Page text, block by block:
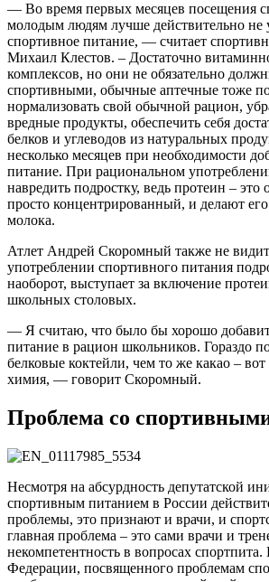
— Во время первых месяцев посещения
молодым людям лучше действительно не
спортивное питание, — считает
Михаил Клестов. – Достаточно
комплексов, но они не обязательно
спортивными, обычные аптечные тоже
нормализовать свой обычной рацион,
вредные продукты, обеспечить себя
белков и углеводов из натуральных
несколько месяцев при необходимости
питание. При рациональном
навредить подростку, ведь протеин –
просто концентрированный, и делают
молока.
Атлет Андрей Скоромный также не
употреблении спортивного питания
наоборот, выступает за включение
школьных столовых.
— Я считаю, что было бы хорошо
питание в рацион школьников. Гораздо
белковые коктейли, чем то же какао – вот
химия, — говорит Скоромный.
Проблема со
Несмотря на абсурдность депутатской
спортивным питанием в России
проблемы, это признают и врачи, и
главная проблема – это сами врачи и
некомпетентность в вопросах
Федерации, посвященного проблемам